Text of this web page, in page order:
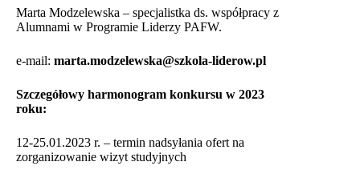
Marta Modzelewska – specjalistka ds. współpracy z
Alumnami w Programie Liderzy PAFW.
e-mail: marta.modzelewska@szkola-liderow.pl
Szczegółowy harmonogram konkursu w 2023
roku:
12-25.01.2023 r. – termin nadsyłania ofert na
zorganizowanie wizyt studyjnych